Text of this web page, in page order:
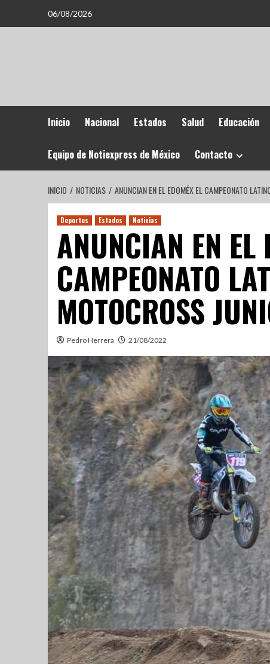
06/08/2026
Inicio Nacional Estados Salud Educación
Equipo de Notiexpress de México Contacto
INICIO NOTICIAS ANUNCIAN EN EL EDOMÉX EL CAMPEONATO
Deportes Estados Noticias
ANUNCIAN EN EL
CAMPEONATO
MOTOCROSS
Pedro Herrera 21/08/2022